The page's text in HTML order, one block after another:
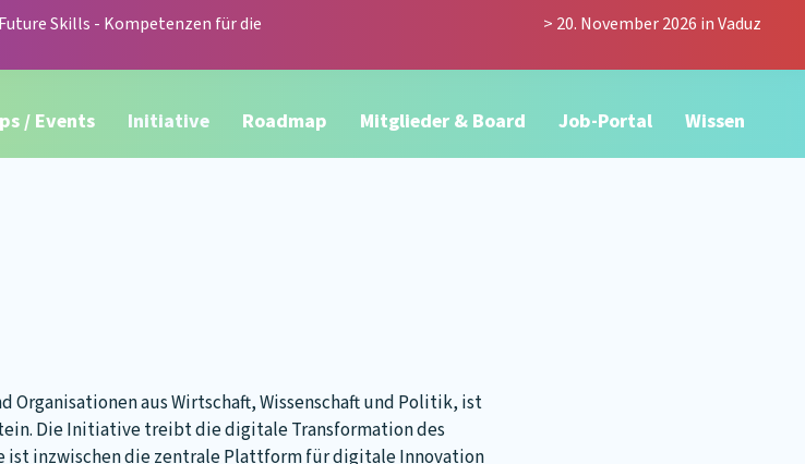
Future Skills - Kompetenzen für die
> 20. November 2026 in Vaduz
/ Events Initiative Roadmap Mitglieder & Board Job-Portal Wissen
aus Wirtschaft, Wissenschaft und Politik, ist
Die Initiative treibt die digitale Transformation des
inzwischen die zentrale Plattform für digitale Innovation